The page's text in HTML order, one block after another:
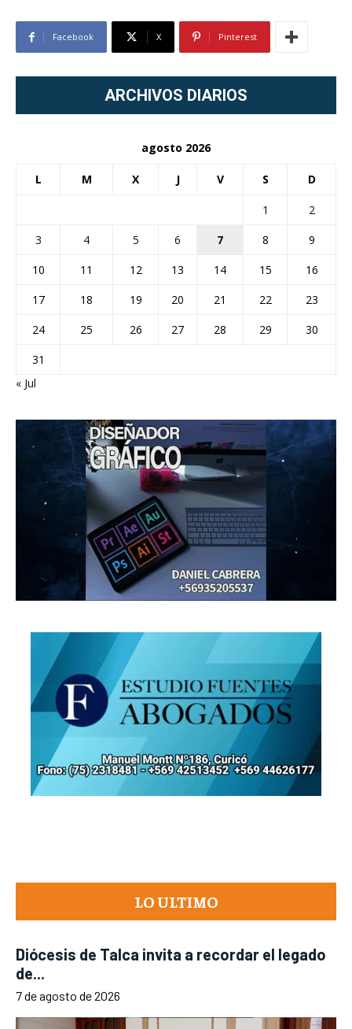
Facebook X Pinterest
ARCHIVOS DIARIOS
agosto 2026
L M X J V S D
1
2
3
4 5 6 7 8
9
10
11 12 13 14 15
16
17
18 19 20 21 22
23
24
25 26 27 28 29
30
31
« Jul
LO ULTIMO
Diócesis de Talca invita a recordar el legado
de...
7 de agosto de 2026